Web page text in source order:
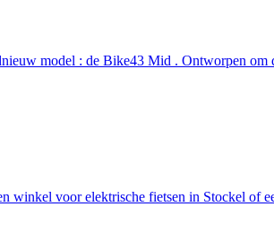
model : de Bike43 Mid . Ontworpen om
voor elektrische fietsen in Stockel of